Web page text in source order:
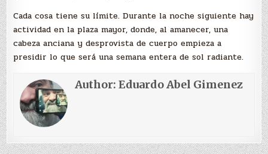
Cada cosa tiene su límite. Durante la noche siguiente hay
actividad en la plaza mayor, donde, al amanecer, una
cabeza anciana y desprovista de cuerpo empieza a
presidir lo que será una semana entera de sol radiante.
Author:Eduardo Abel Gimenez